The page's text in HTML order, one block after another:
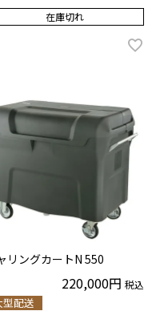
在庫切れ
リングカートN 550
220,000 税込
型配送